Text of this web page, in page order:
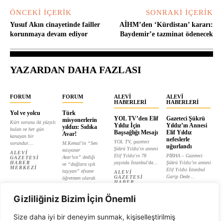
Gizliliğiniz Bizim İçin Önemli
Size daha iyi bir deneyim sunmak, kişiselleştirilmiş
ÖNCEKI İÇERIK
Yusuf Akın cinayetinde failler
korunmaya devam ediyor
SONRAKI İÇERIK
AİHM’den ‘Kürdistan’ kararı:
Baydemir’e tazminat ödenecek
YAZARDAN DAHA FAZLASI
FORUM
Yol ve yolcu
Kürt sorunu iki yüzyılı
bulan ve her gün
kanayan bir
sorundur....
ALEVI
GAZETESI
HABER
MERKEZI
FORUM
Türk
misyonerlerin
yıldızı: Sıdıka
Avar!
M.Kemal’in “Sen
misyoner
Avar’sın” dediği
ve “dağlara ışık
taşıyan” efsane
öğretmen olarak
ALEVI
GAZETESI
ALEVI
HABERLERI
YOL TV’den Elif
Yıldız İçin
Başsağlığı Mesajı
YOL TV, gazeteci
Şükrü Yıldız'ın annesi
Elif Yıldız'ın 78
yaşında İstanbul'da...
ALEVI
GAZETESI
HABER
ALEVI
HABERLERI
Gazeteci Şükrü
Yıldız’ın Annesi
Elif Yıldız
nefeslerle
uğurlandı
PİRHA – Gazeteci
Şükrü Yıldız’ın annesi
Elif Yıldız İstanbul
Garip Dede...